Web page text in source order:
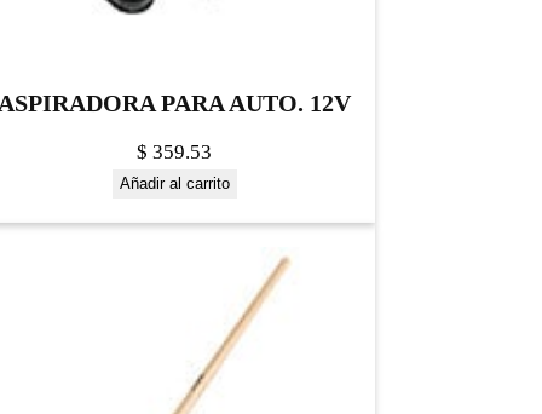
PARA AUTO. 12V
$ 359.53
Añadir al carrito